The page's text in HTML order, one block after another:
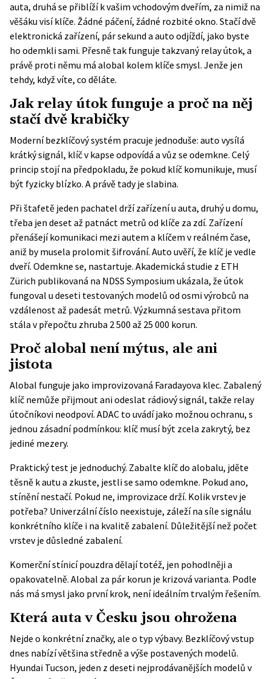
auta, druhá se přiblíží k vašim vchodovým dveřím, za nimiž na
věšáku visí klíče. Žádné páčení, žádné rozbité okno. Stačí dvě
elektronická zařízení, pár sekund a auto odjíždí, jako byste
ho odemkli sami. Přesně tak funguje takzvaný relay útok, a
právě proti němu má alobal kolem klíče smysl. Jenže jen
tehdy, když víte, co děláte.
Jak relay útok funguje a proč na něj
stačí dvě krabičky
Moderní bezklíčový systém pracuje jednoduše: auto vysílá
krátký signál, klíč v kapse odpovídá a vůz se odemkne. Celý
princip stojí na předpokladu, že pokud klíč komunikuje, musí
být fyzicky blízko. A právě tady je slabina.
Při štafetě jeden pachatel drží zařízení u auta, druhý u domu,
třeba jen deset až patnáct metrů od klíče za zdí. Zařízení
přenášejí komunikaci mezi autem a klíčem v reálném čase,
aniž by musela prolomit šifrování. Auto uvěří, že klíč je vedle
dveří. Odemkne se, nastartuje. Akademická studie z ETH
Zürich publikovaná na NDSS Symposium ukázala, že útok
fungoval u deseti testovaných modelů od osmi výrobců na
vzdálenost až padesát metrů. Výzkumná sestava přitom
stála v přepočtu zhruba 2 500 až 25 000 korun.
Proč alobal není mýtus, ale ani
jistota
Alobal funguje jako improvizovaná Faradayova klec. Zabalený
klíč nemůže přijmout ani odeslat rádiový signál, takže relay
útočníkovi neodpoví. ADAC to uvádí jako možnou ochranu, s
jednou zásadní podmínkou: klíč musí být zcela zakrytý, bez
jediné mezery.
Praktický test je jednoduchý. Zabalte klíč do alobalu, jděte
těsně k autu a zkuste, jestli se samo odemkne. Pokud ano,
stínění nestačí. Pokud ne, improvizace drží. Kolik vrstev je
potřeba? Univerzální číslo neexistuje, záleží na síle signálu
konkrétního klíče i na kvalitě zabalení. Důležitější než počet
vrstev je důsledné zabalení.
Komerční stínicí pouzdra dělají totéž, jen pohodlněji a
opakovatelně. Alobal za pár korun je krizová varianta. Podle
nás má smysl jako první krok, není ideálním trvalým řešením.
Která auta v Česku jsou ohrožena
Nejde o konkrétní značky, ale o typ výbavy. Bezklíčový vstup
dnes nabízí většina středně a výše postavených modelů.
Hyundai Tucson, jeden z deseti nejprodávanějších modelů v